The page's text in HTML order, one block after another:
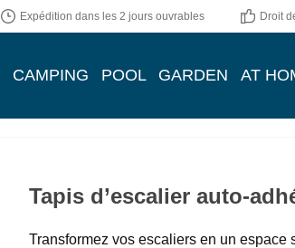
Expédition dans les 2 jours ouvrables Droit
CAMPING POOL GARDEN AT
Tapis d’escalier auto-
Transformez vos escaliers en un espace